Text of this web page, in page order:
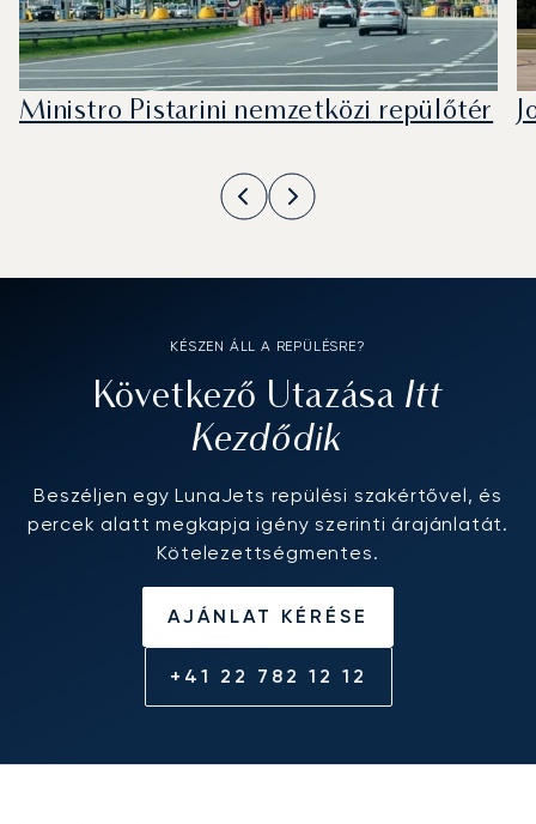
Ministro Pistarini nemzetközi repülőtér
KÉSZEN ÁLL A REPÜLÉSRE?
Következő Utazása Itt
Kezdődik
Beszéljen egy LunaJets repülési szakértővel, és
percek alatt megkapja igény szerinti árajánlatát.
Kötelezettségmentes.
AJÁNLAT KÉRÉSE
+41 22 782 12 12